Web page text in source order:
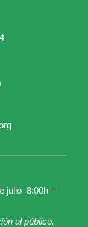
julio 8:00h –
al público.